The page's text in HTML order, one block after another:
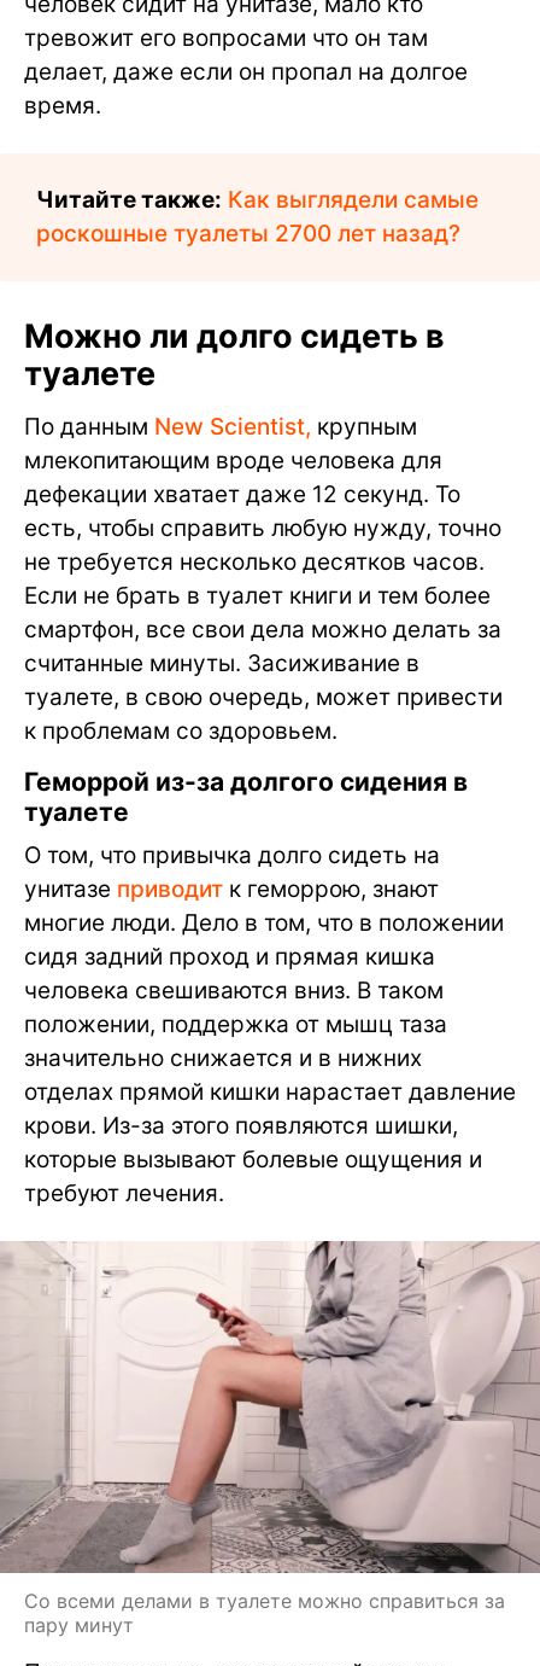
тревожит его вопросами что он там
делает, даже если он пропал на долгое
время.
Читайте также: Как выглядели самые
роскошные туалеты 2700 лет назад?
Можно ли долго сидеть в
туалете
По данным New Scientist, крупным
млекопитающим вроде человека для
дефекации хватает даже 12 секунд. То
есть, чтобы справить любую нужду, точно
не требуется несколько десятков часов.
Если не брать в туалет книги и тем более
смартфон, все свои дела можно делать за
считанные минуты. Засиживание в
туалете, в свою очередь, может привести
к проблемам со здоровьем.
Геморрой из-за долгого сидения в
туалете
О том, что привычка долго сидеть на
унитазе приводит к геморрою, знают
многие люди. Дело в том, что в положении
сидя задний проход и прямая кишка
человека свешиваются вниз. В таком
положении, поддержка от мышц таза
значительно снижается и в нижних
отделах прямой кишки нарастает давление
крови. Из-за этого появляются шишки,
которые вызывают болевые ощущения и
требуют лечения.
Со всеми делами в туалете можно справиться за
пару минут